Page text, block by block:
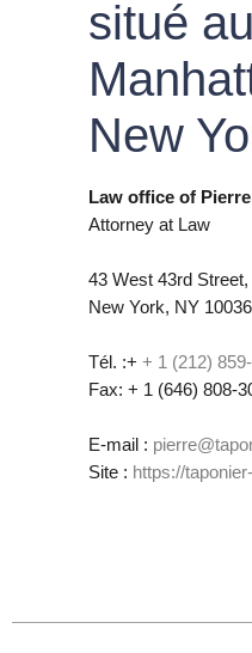
situé
New
Law office of
Attorney at Law
43 West 43rd
New York, NY
Tél. :+ + 1 (212)
Fax: + 1 (646) 808-
E-mail :
Site : https://